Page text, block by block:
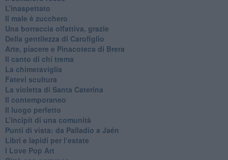
​L’inaspettato
​Il male è zucchero
​Una borraccia olfattiva, grazie
​Della gentilezza di Carofiglio
Arte, piacere e Pinacoteca di Brera
​Il canto di chi trema
La chimeraviglia
​Fatevi scultura
​La violetta di Santa Caterina
​Il contemporaneo
​Il luogo perfetto
​L’incipit di una comunità
Punti di vista: da Palladio a Jaén
​Libri e lapidi per l’estate
​I Love Pop Art